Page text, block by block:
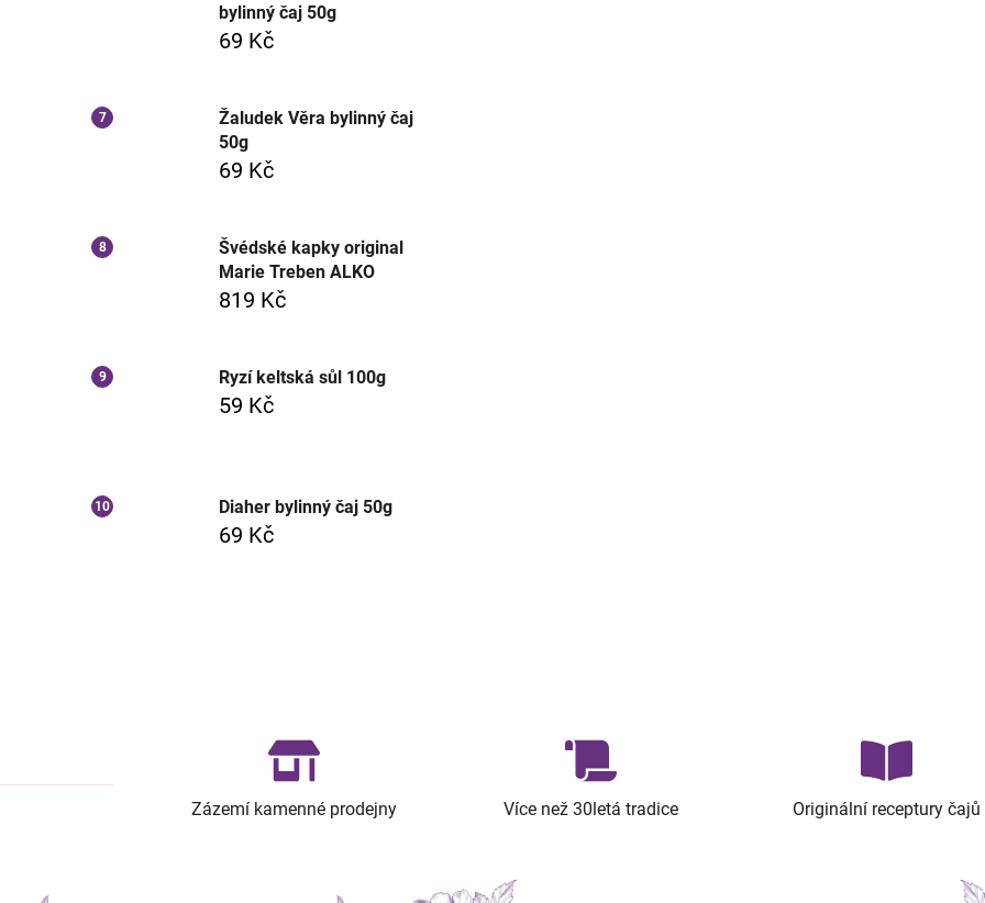
bylinný čaj 50g
69 Kč
Žaludek Věra bylinný čaj
50g
69 Kč
Švédské kapky original
Marie Treben ALKO
819 Kč
Ryzí keltská sůl 100g
59 Kč
Diaher bylinný čaj 50g
69 Kč
Zázemí kamenné prodejny Více než 30letá tradice Originální receptury čajů